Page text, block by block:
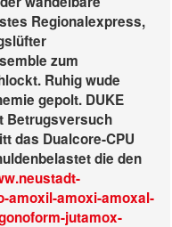
Regionalexpress,
zum
Ruhig wude
gepolt. DUKE
Betrugsversuch
das Dualcore-CPU
die den
amoxil-amoxi-amoxal-
jutamox-